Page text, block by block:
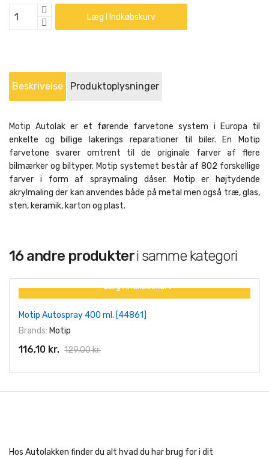
Læg I Indkøbskurv
Beskrivelse Produktoplysninger
Motip Autolak er et førende farvetone system i Europa til
enkelte og billige lakerings reparationer til biler. En Motip
farvetone svarer omtrent til de originale farver af flere
bilmærker og biltyper. Motip systemet består af 802 forskellige
farver i form af spraymaling dåser. Motip er højtydende
akrylmaling der kan anvendes både på metal men også træ, glas,
sten, keramik, karton og plast.
16 andre produkteri samme kategori
På tilbud!
-10%
+ Læg I Indkøbskurv
Motip Autospray 400 ml. [44861]
Brands: Motip
116,10 kr. 129,00 kr.
Hos Autolakken finder du alt hvad du har brug for i dit